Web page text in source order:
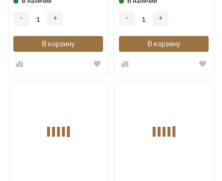
- +
В корзину
- +
В корзину